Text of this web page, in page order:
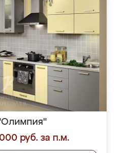
руб. за п.м.